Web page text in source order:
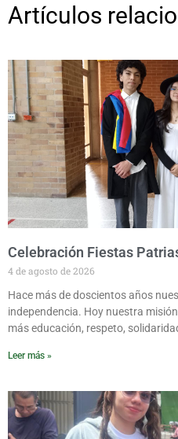
Artículos
Celebración Fiestas
4 de agosto de 2026
Hace más de doscientos años
independencia. Hoy nuestra
más educación, respeto,
Leer más »